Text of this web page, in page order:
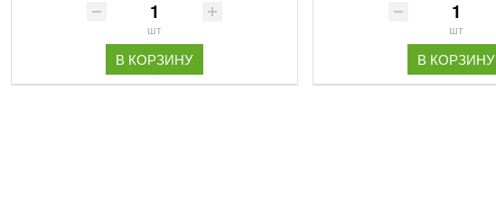
шт
В КОРЗИНУ
шт
В КОРЗИНУ